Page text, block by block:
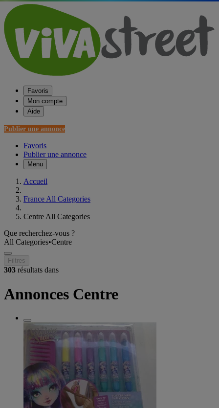
Favoris
Mon compte
Aide
Publier une annonce
Favoris
Publier une annonce
Menu
Accueil
France All Categories
Centre All Categories
Que recherchez-vous ?
All Categories•Centre
Filtres
303 résultats dans
Annonces Centre